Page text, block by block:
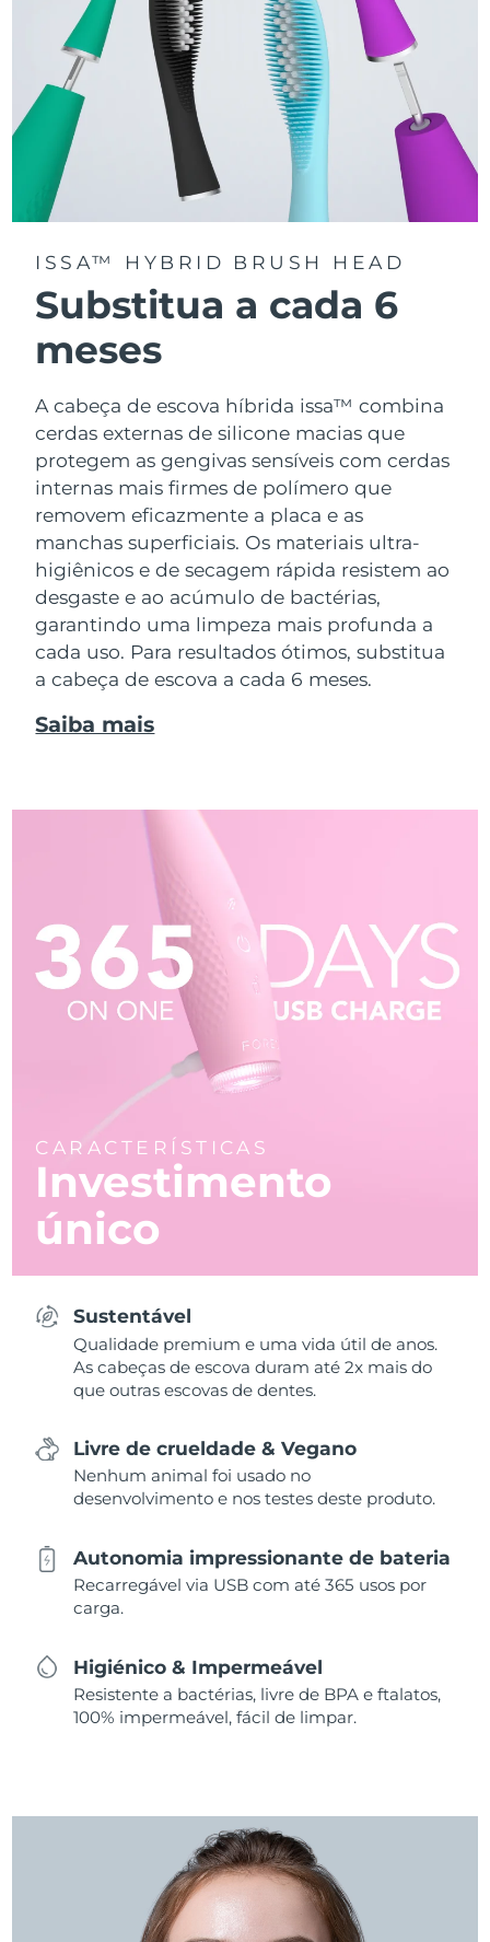
ISSA™ HYBRID BRUSH HEAD
Substitua a cada 6
meses
A cabeça de escova híbrida issa™ combina
cerdas externas de silicone macias que
protegem as gengivas sensíveis com cerdas
internas mais firmes de polímero que
removem eficazmente a placa e as
manchas superficiais. Os materiais ultra-
higiênicos e de secagem rápida resistem ao
desgaste e ao acúmulo de bactérias,
garantindo uma limpeza mais profunda a
cada uso. Para resultados ótimos, substitua
a cabeça de escova a cada 6 meses.
Saiba mais
CARACTERÍSTICAS
Investimento
único
Sustentável
Qualidade premium e uma vida útil de anos.
As cabeças de escova duram até 2x mais do
que outras escovas de dentes.
Livre de crueldade & Vegano
Nenhum animal foi usado no
desenvolvimento e nos testes deste produto.
Autonomia impressionante de bateria
Recarregável via USB com até 365 usos por
carga.
Higiénico & Impermeável
Resistente a bactérias, livre de BPA e ftalatos,
100% impermeável, fácil de limpar.